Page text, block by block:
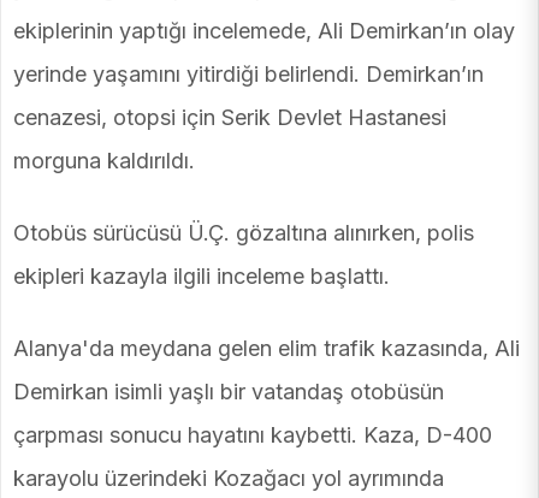
ekiplerinin yaptığı incelemede, Ali Demirkan’ın olay
yerinde yaşamını yitirdiği belirlendi. Demirkan’ın
cenazesi, otopsi için Serik Devlet Hastanesi
morguna kaldırıldı.
Otobüs sürücüsü Ü.Ç. gözaltına alınırken, polis
ekipleri kazayla ilgili inceleme başlattı.
Alanya'da meydana gelen elim trafik kazasında, Ali
Demirkan isimli yaşlı bir vatandaş otobüsün
çarpması sonucu hayatını kaybetti. Kaza, D-400
karayolu üzerindeki Kozağacı yol ayrımında